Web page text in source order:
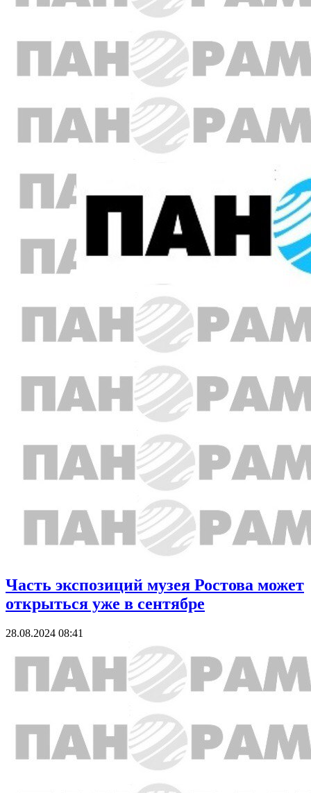
Часть экспозиций музея Ростова может
открыться уже в сентябре
28.08.2024 08:41